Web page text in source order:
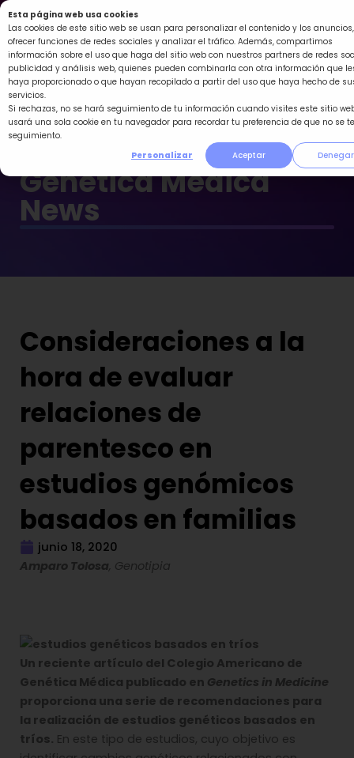
Esta página web usa cookies
Las cookies de este sitio web se usan para personalizar el contenido y los anuncios,
ofrecer funciones de redes sociales y analizar el tráfico. Además, compartimos
información sobre el uso que haga del sitio web con nuestros partners de redes
publicidad y análisis web, quienes pueden combinarla con otra información que
haya proporcionado o que hayan recopilado a partir del uso que haya hecho de
servicios.
Si rechazas, no se hará seguimiento de tu información cuando visites este sitio
usará una sola cookie en tu navegador para recordar tu preferencia de que no se
seguimiento.
Personalizar
Aceptar Denegar
Ir
al
contenido
Genética Médica
News
Consideraciones a la
hora de evaluar
relaciones de
parentesco en
estudios genómicos
basados en familias
junio 18, 2020
Amparo Tolosa, Genotipia
Un reciente artículo del Colegio Americano de
Genética Médica publicado en Genetics in Medicine
proporciona una serie de recomendaciones para
la realización de estudios genéticos basados en
tríos. En este tipo de estudios, cuyo objetivo es